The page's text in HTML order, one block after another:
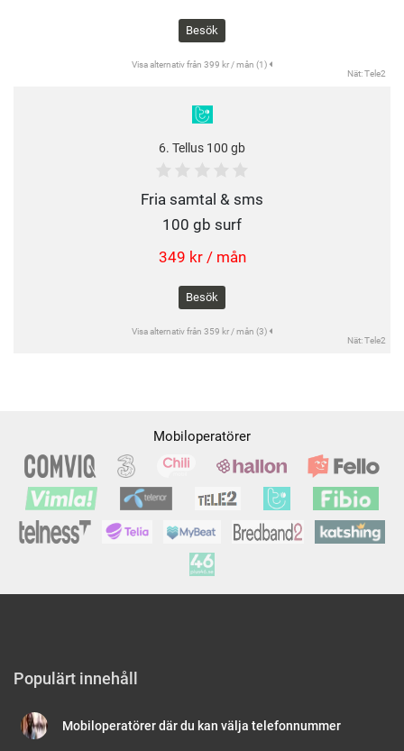
Besök
Visa alternativ från 399 kr / mån (1)
Nät: Tele2
6. Tellus 100 gb
Fria samtal & sms
100 gb surf
349 kr / mån
Besök
Visa alternativ från 359 kr / mån (3)
Nät: Tele2
Mobiloperatörer
Populärt innehåll
Mobiloperatörer där du kan välja telefonnummer